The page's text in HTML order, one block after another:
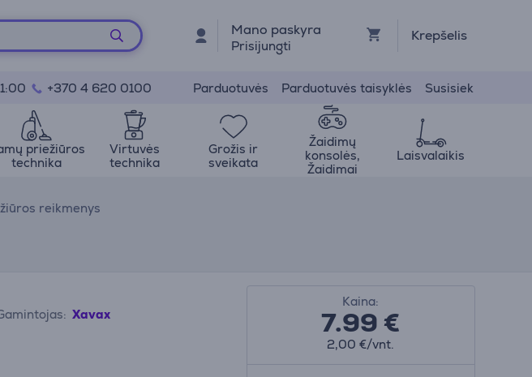
Mano paskyra
Prisijungti
Krepšelis
+370 4 620 0100 Parduotuvės Parduotuvės taisyklės Susisiek
priežiūros
technika
Virtuvės
technika
Grožis ir
sveikata
Žaidimų
konsolės,
Žaidimai
Laisvalaikis
reikmenys
Xavax
Kaina:
7.99€
2,00 €/vnt.